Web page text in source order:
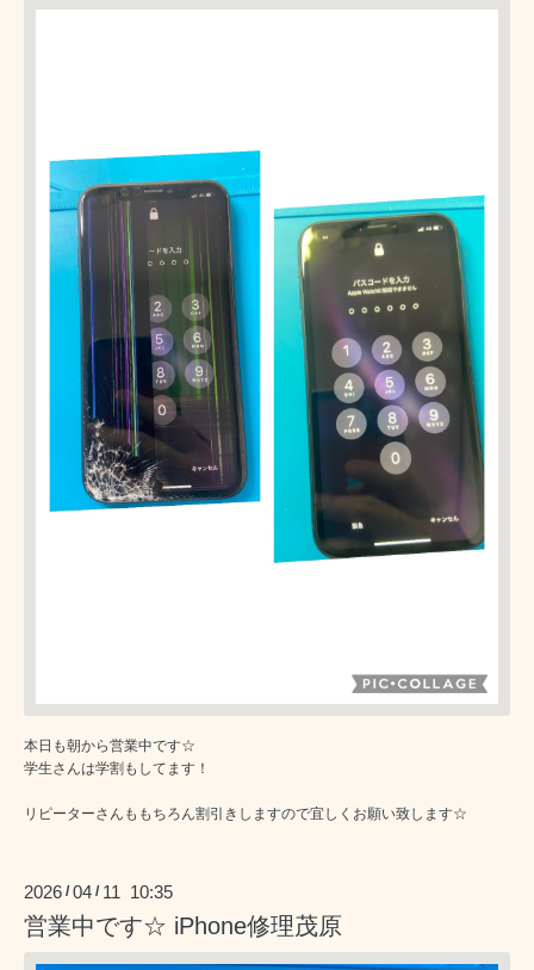
本日も朝から営業中です☆
学生さんは学割もしてます！
リピーターさんももちろん割引きしますので宜しくお願い致します☆
2026 /04 / 11 10:35
営業中です☆ iPhone修理茂原